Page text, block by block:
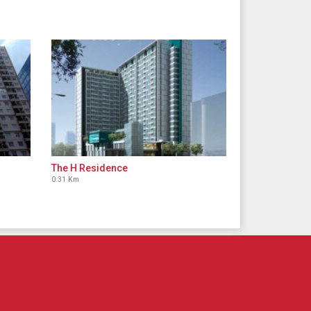
The H Residence
0.31 Km